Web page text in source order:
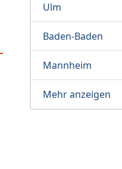
Ulm
Baden-Baden
Mannheim
Mehr anzeigen